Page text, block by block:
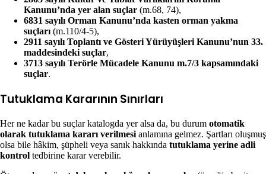
Kanunu’nda yer alan suçlar (m.68, 74),
6831 sayılı Orman Kanunu’nda kasten orman yakma
suçları (m.110/4-5),
2911 sayılı Toplantı ve Gösteri Yürüyüşleri Kanunu’nun 33.
maddesindeki suçlar,
3713 sayılı Terörle Mücadele Kanunu m.7/3 kapsamındaki
suçlar.
Tutuklama Kararının Sınırları
Her ne kadar bu suçlar katalogda yer alsa da, bu durum otomatik
olarak tutuklama kararı verilmesi anlamına gelmez. Şartları oluşmuş
olsa bile hâkim, şüpheli veya sanık hakkında tutuklama yerine adli
kontrol tedbirine karar verebilir.